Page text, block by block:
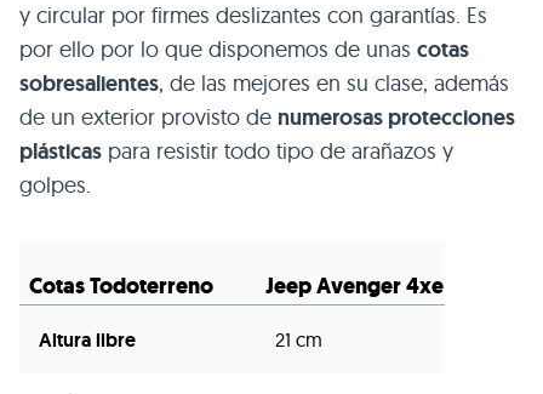
y circular por firmes deslizantes con garantías. Es
por ello por lo que disponemos de unas cotas
sobresalientes, de las mejores en su clase, además
de un exterior provisto de numerosas protecciones
plásticas para resistir todo tipo de arañazos y
golpes.
Cotas Todoterreno Jeep Avenger 4xe
Altura libre 21 cm